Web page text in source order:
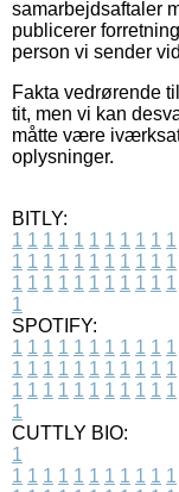
samarbejdsaftaler
publicerer
person vi sender
Fakta vedrørende
tit, men vi kan
måtte være
oplysninger.
BITLY:
1 1 1 1 1 1 1 1 1 1 1
1 1 1 1 1 1 1 1 1 1 1
1 1 1 1 1 1 1 1 1 1 1
1
SPOTIFY:
1 1 1 1 1 1 1 1 1 1 1
1 1 1 1 1 1 1 1 1 1 1
1 1 1 1 1 1 1 1 1 1 1
1
CUTTLY BIO:
1
1 1 1 1 1 1 1 1 1 1 1